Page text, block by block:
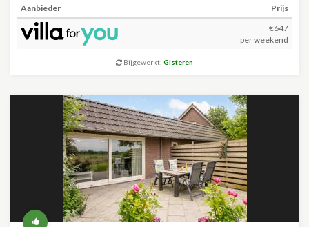
Aanbieder
Prijs
€647
per weekend
Bijgewerkt: Gisteren